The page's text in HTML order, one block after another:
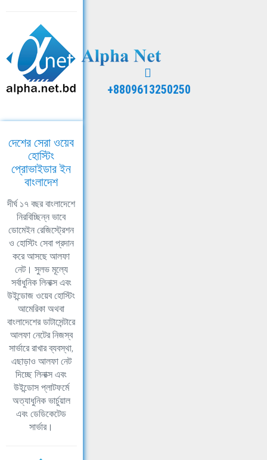
+8809613250250
দেশের সেরা ওয়েব
হোস্টিং
প্রোভাইডার ইন
বাংলাদেশ
দীর্ঘ ১৭ বছর বাংলাদেশে
নিরবিচ্ছিন্ন ভাবে
ডোমেইন রেজিস্ট্রেশন
ও হোস্টিং সেবা প্রদান
করে আসছে আলফা
নেট। সুলভ মূল্যে
সর্বাধুনিক লিনাক্স এবং
উইন্ডোজ ওয়েব হোস্টিং
আমেরিকা অথবা
বাংলাদেশের ডাটাসেন্টারে
আলফা নেটের নিজস্ব
সার্ভারে রাখার ব্যবস্থা,
এছাড়াও আলফা নেট
দিচ্ছে লিনাক্স এবং
উইন্ডোস প্লাটফর্মে
অত্যাধুনিক ভার্চুয়াল
এবং ডেডিকেটেড
সার্ভার।